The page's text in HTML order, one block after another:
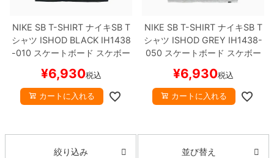
NIKE SB T-SHIRTナイキSBT
シャツ ISHODBLACKIH1438
-010 スケートボード スケボー
¥6,930税込
カートに入れる
NIKE SB T-SHIRTナイキSBT
シャツ ISHOD GREY IH1438-
050 スケートボード スケボー
¥6,930税込
カートに入れる
絞り込み 並び替え